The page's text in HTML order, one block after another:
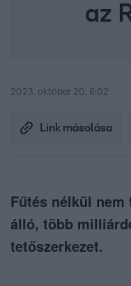
az
2023. október 20. 6:02
Link másolása
Fűtés nélkül
álló, több
tetőszerkezet.